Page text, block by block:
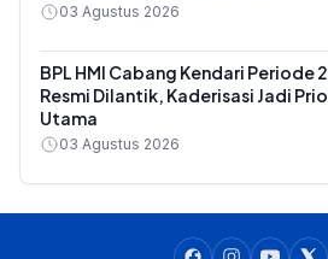
03 Agustus 2026
BPL HMI Cabang Kendari Periode
Resmi Dilantik, Kaderisasi Jadi
Utama
03 Agustus 2026